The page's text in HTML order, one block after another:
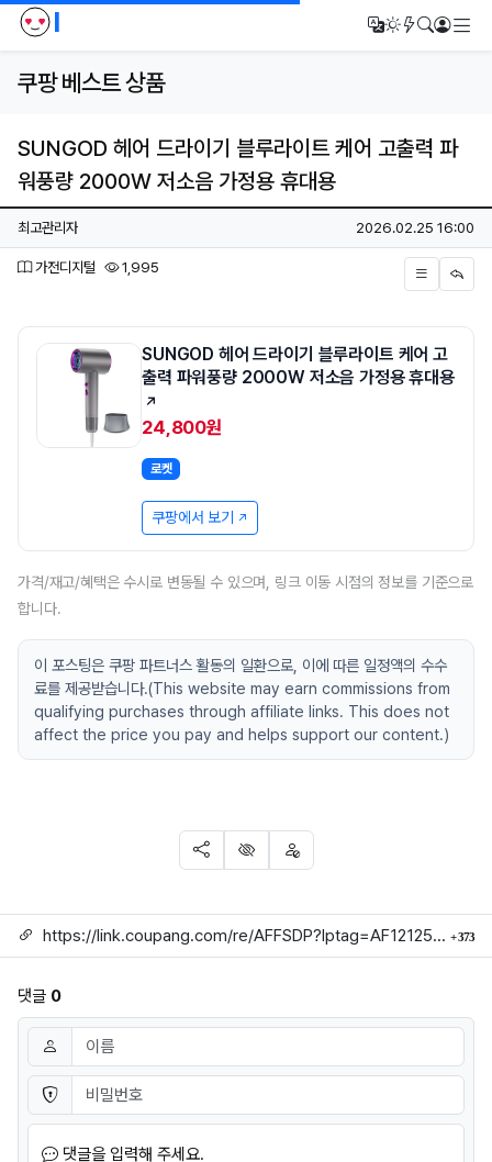
I 번역다크모드
새글/새댓글
검색로그인
쿠팡 베스트 상품
SUNGOD 헤어 드라이기 블루라이트 케어 고출력 파
워풍량 2000W 저소음 가정용 휴대용
페이지 정보
작성자
최고관리자 작성일
2026.02.25 16:00
분류
가전디지털 1,995
본문
SUNGOD 헤어 드라이기 블루라이트 케어 고
출력 파워풍량 2000W 저소음 가정용 휴대용
24,800원
로켓
쿠팡에서 보기
가격/재고/혜택은 수시로 변동될 수 있으며, 링크 이동 시점의 정보를 기준으로
합니다.
이 포스팅은 쿠팡 파트너스 활동의 일환으로, 이에 따른 일정액의 수수
료를 제공받습니다.(This website may earn commissions from
qualifying purchases through affiliate links. This does not
affect the price you pay and helps support our content.)
SNS 공유
신고 차단
링크 https://link.coupang.com/re/AFFSDP?lptag=AF1212524&subid=mojorida2&pageKey=8999614825&itemId=26372111897&vendorItemId=95143920498&traceid=V0-113-f2db7f312cdbdad8 373회
댓글 0
댓글쓰기
이름 필수
비밀번호 필수
댓글을 입력해 주세요.